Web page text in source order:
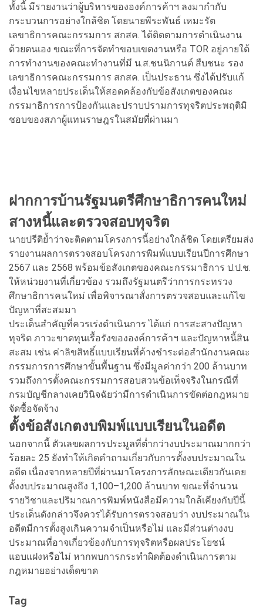
ทั้งนี้ มีรายงานว่าผู้บริหารขององค์การค้าฯ ลงมากำกับ
กระบวนการอย่างใกล้ชิด โดยนายพีระพันธ์ เหมะรัต
เลขาธิการคณะกรรมการ สกสค. ได้ติดตามการดำเนินงาน
ด้วยตนเอง ขณะที่การจัดทำขอบเขตงานหรือ TOR อยู่ภายใต้
การทำงานของคณะทำงานที่มี น.ส.ชนนิกานต์ สืบชนะ รอง
เลขาธิการคณะกรรมการ สกสค. เป็นประธาน ซึ่งได้ปรับแก้
เงื่อนไขหลายประเด็นให้สอดคล้องกับข้อสังเกตของคณะ
กรรมาธิการการป้องกันและปราบปรามการทุจริตประพฤติมิ
ชอบของสภาผู้แทนราษฎรในสมัยที่ผ่านมา
ฝากการบ้านรัฐมนตรีศึกษาธิการคนใหม่
สางหนี้และตรวจสอบทุจริต
นายปรีติย้ำว่าจะติดตามโครงการนี้อย่างใกล้ชิด โดยเตรียมส่ง
รายงานผลการตรวจสอบโครงการพิมพ์แบบเรียนปีการศึกษา
2567 และ 2568 พร้อมข้อสังเกตของคณะกรรมาธิการ ป.ป.ช.
ให้หน่วยงานที่เกี่ยวข้อง รวมถึงรัฐมนตรีว่าการกระทรวง
ศึกษาธิการคนใหม่ เพื่อพิจารณาสั่งการตรวจสอบและแก้ไข
ปัญหาที่สะสมมา
ประเด็นสำคัญที่ควรเร่งดำเนินการ ได้แก่ การสะสางปัญหา
ทุจริต ภาวะขาดทุนเรื้อรังขององค์การค้าฯ และปัญหาหนี้สิน
สะสม เช่น ค่าลิขสิทธิ์แบบเรียนที่ค้างชำระต่อสำนักงานคณะ
กรรมการการศึกษาขั้นพื้นฐาน ซึ่งมีมูลค่ากว่า 200 ล้านบาท
รวมถึงการตั้งคณะกรรมการสอบสวนข้อเท็จจริงในกรณีที่
กรมบัญชีกลางเคยวินิจฉัยว่ามีการดำเนินการขัดต่อกฎหมาย
จัดซื้อจัดจ้าง
ตั้งข้อสังเกตงบพิมพ์แบบเรียนในอดีต
นอกจากนี้ ตัวเลขผลการประมูลที่ต่ำกว่างบประมาณมากกว่า
ร้อยละ 25 ยังทำให้เกิดคำถามเกี่ยวกับการตั้งงบประมาณใน
อดีต เนื่องจากหลายปีที่ผ่านมาโครงการลักษณะเดียวกันเคย
ตั้งงบประมาณสูงถึง 1,100–1,200 ล้านบาท ขณะที่จำนวน
รายวิชาและปริมาณการพิมพ์หนังสือมีความใกล้เคียงกับปีนี้
ประเด็นดังกล่าวจึงควรได้รับการตรวจสอบว่า งบประมาณใน
อดีตมีการตั้งสูงเกินความจำเป็นหรือไม่ และมีส่วนต่างงบ
ประมาณที่อาจเกี่ยวข้องกับการทุจริตหรือผลประโยชน์
แอบแฝงหรือไม่ หากพบการกระทำผิดต้องดำเนินการตาม
กฎหมายอย่างเด็ดขาด
Tag